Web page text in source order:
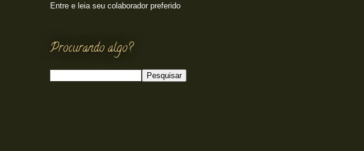
Entre e leia seu colaborador preferido
Procurando algo?